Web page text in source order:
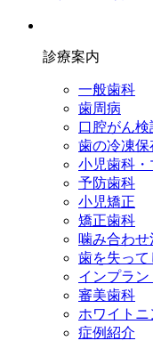
診療案内
一般歯科
歯周病
口腔がん検
歯の冷凍保
小児歯科
予防歯科
小児矯正
矯正歯科
噛み合わせ
歯を失っ
インプラン
審美歯科
ホワイトニ
症例紹介